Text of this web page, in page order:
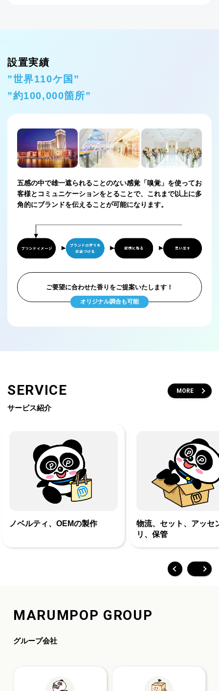
設置実績
”世界110ケ国”
”約100,000箇所”
五感の中で雄一遮られることのない感覚「嗅覚」を使ってお
客様とコミュニケーションをとることで、 これまで以上に多
角的にブランドを伝えることが可能になります。
ご要望に合わせた香りをご提案いたします！
オリジナル調合も可能
SERVICE
サービス紹介
MORE
ノベルティ、OEMの製作 物流、 セット、 アッセ
リ、 保管
MARUMPOP GROUP
グループ会社